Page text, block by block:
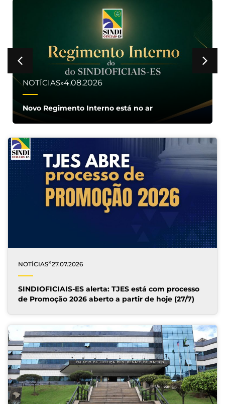
NOTÍCIAS»4.08.2026
Novo Regimento Interno está no ar
NOTÍCIAS»27.07.2026
SINDIOFICIAIS-ES alerta: TJES está com processo
de Promoção 2026 aberto a partir de hoje (27/7)